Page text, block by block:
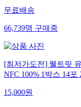
무료배송
66,739명구매중
[최저가도전] 웰트릿
NFC 100% 1박스 14포
15,000원